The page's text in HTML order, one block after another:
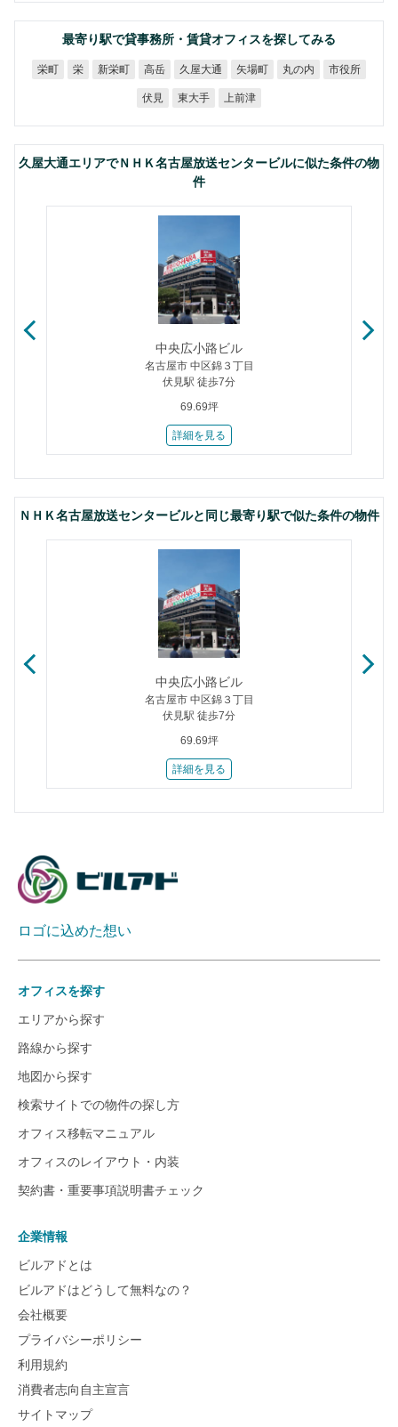
最寄り駅で貸事務所・賃貸オフィスを探してみる
栄町 栄 新栄町 高岳 久屋大通 矢場町 丸の内 市役所
伏見 東大手 上前津
久屋大通エリアでＮＨＫ名古屋放送センタービルに似た条件の物
件
中央広小路ビル
名古屋市 中区錦３丁目
伏見駅 徒歩7分
69.69坪
詳細を見る
ＮＨＫ名古屋放送センタービルと同じ最寄り駅で似た条件の物件
中央広小路ビル
名古屋市 中区錦３丁目
伏見駅 徒歩7分
69.69坪
詳細を見る
ロゴに込めた想い
オフィスを探す
エリアから探す
路線から探す
地図から探す
検索サイトでの物件の探し方
オフィス移転マニュアル
オフィスのレイアウト・内装
契約書・重要事項説明書チェック
企業情報
ビルアドとは
ビルアドはどうして無料なの？
会社概要
プライバシーポリシー
利用規約
消費者志向自主宣言
サイトマップ